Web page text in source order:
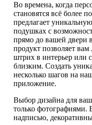
Во времена, когда
становятся всё более
предлагает
подушках с
прямо до вашей двери
продукт позволяет
штрих в интерьер или
близким. Создать
несколько шагов на
приложение.
Выбор дизайна для
только фотографиями.
надписью,